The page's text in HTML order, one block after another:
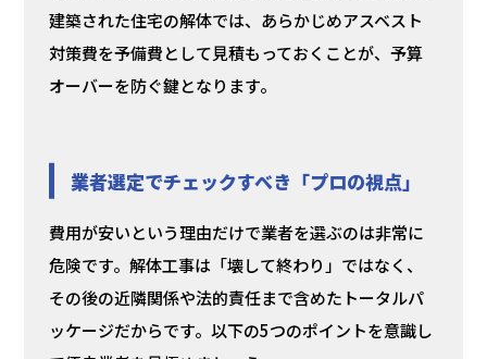
建築された住宅の解体では、あらかじめアスベスト
対策費を予備費として見積もっておくことが、予算
オーバーを防ぐ鍵となります。
業者選定でチェックすべき「プロの視点」
費用が安いという理由だけで業者を選ぶのは非常に
危険です。解体工事は「壊して終わり」ではなく、
その後の近隣関係や法的責任まで含めたトータルパ
ッケージだからです。以下の5つのポイントを意識し